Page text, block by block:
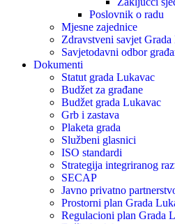
Poslovnik o radu
Mjesne zajednice
Zdravstveni savjet
Savjetodavni odbor
Dokumenti
Statut grada Lukavac
Budžet za građane
Budžet grada Lukavac
Grb i zastava
Plaketa grada
Službeni glasnici
ISO standardi
Strategija integriranog
SECAP
Javno privatno
Prostorni plan Grada
Regulacioni plan Grada